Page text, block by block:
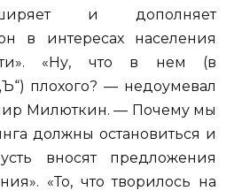
и дополняет
в интересах населения
«Ну, что в нем (в
плохого? — недоумевал
Милюткин. — Почему мы
должны остановиться и
вносят предложения
«То, что творилось на